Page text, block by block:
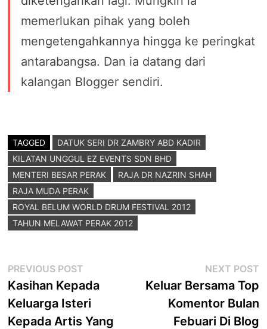
memerlukan pihak yang boleh
mengetengahkannya hingga ke peringkat
antarabangsa. Dan ia datang dari
kalangan Blogger sendiri.
TAGGED
DATUK SERI DR ZAMBRY ABD KADIR
KILATAN UNGGUL EZ EVENTS SDN BHD
MENTERI BESAR PERAK
RAJA DR NAZRIN SHAH
RAJA MUDA PERAK
ROYAL BELUM WORLD DRUM FESTIVAL 2012
TAHUN MELAWAT PERAK 2012
Post
navigation
PREVIOUS POST
post:
Kasihan Kepada
Keluarga Isteri
Kepada Artis Yang
NEXT POST
Keluar Bersama Top
Komentor Bulan
Febuari Di Blog